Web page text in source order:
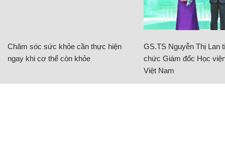
Chăm sóc sức khỏe cần thực hiện
ngay khi cơ thể còn khỏe
GS.TS Nguyễn Thị Lan
chức Giám đốc Học
Việt Nam